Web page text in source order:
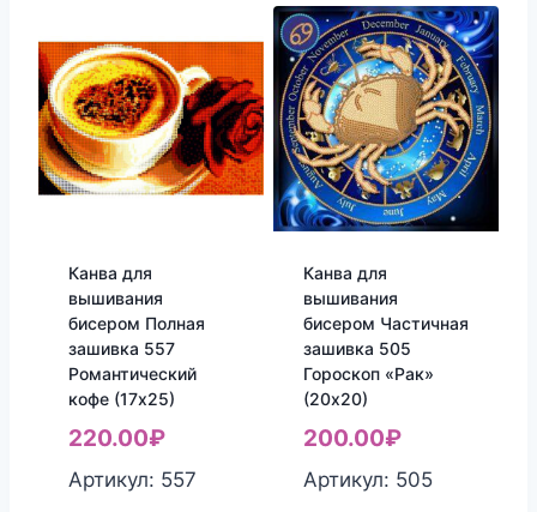
Канва для
вышивания
бисером Полная
зашивка 557
Романтический
кофе (17х25)
220.00₽
Артикул: 557
Канва для
вышивания
бисером Частичная
зашивка 505
Гороскоп «Рак»
(20х20)
200.00₽
Артикул: 505